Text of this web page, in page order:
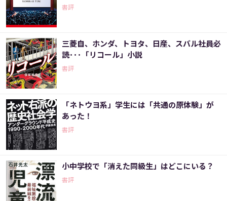
書評
三菱自、ホンダ、トヨタ、日産、スバル社員必
読･･･「リコール」小説
書評
「ネトウヨ系」学生には「共通の原体験」が
あった！
書評
小中学校で「消えた同級生」はどこにいる？
書評